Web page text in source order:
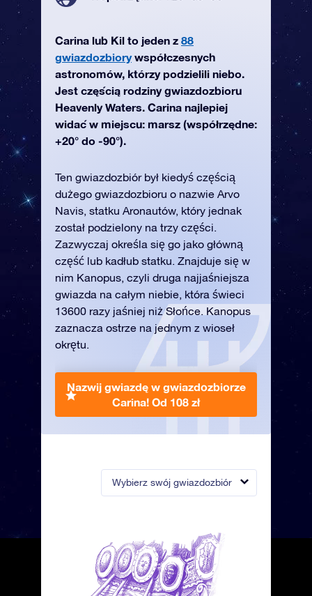
Wybierz swój gwiazdozbiór
Carina lub Kil to jeden z 88
gwiazdozbiorywspółczesnych
astronomów, którzy podzielili niebo.
Jest częścią rodziny gwiazdozbioru
Heavenly Waters. Carina najlepiej
widać w miejscu: marsz (współrzędne:
+20° do -90°).
Ten gwiazdozbiór był kiedyś częścią
dużego gwiazdozbioru o nazwie Arvo
Navis, statku Aronautów, który jednak
został podzielony na trzy części.
Zazwyczaj określa się go jako główną
część lub kadłub statku. Znajduje się w
nim Kanopus, czyli druga najjaśniejsza
gwiazda na całym niebie, która świeci
13600 razy jaśniej niż Słońce. Kanopus
zaznacza ostrze na jednym z wioseł
okrętu.
Nazwij gwiazdę w gwiazdozbiorze
Carina! Od 108 zł